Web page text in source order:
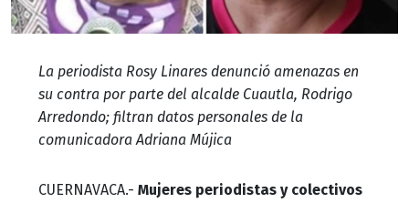
La periodista Rosy Linares denunció amenazas en
su contra por parte del alcalde Cuautla, Rodrigo
Arredondo; filtran datos personales de la
comunicadora Adriana Mújica
CUERNAVACA.- Mujeres periodistas y colectivos